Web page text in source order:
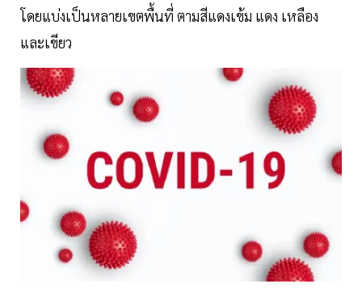
โดยแบ่งเป็นหลายเขตพื้นที่ ตามสีแดงเข้ม แดง เหลือง
และเขียว